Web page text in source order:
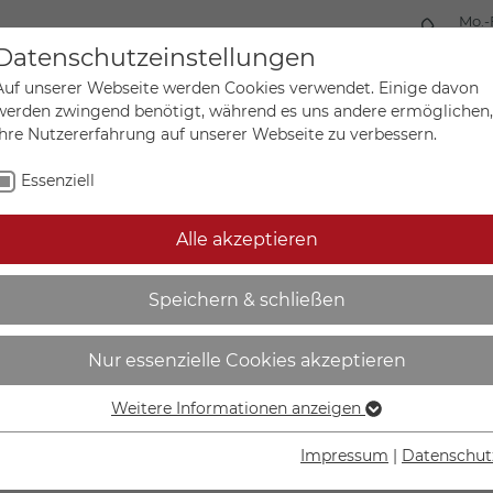
Mein
Sonderanfertigungen
elektrischer Leiter - | L+
IN DEN
Lieferzeit
unserer Webseite werden Cookies verwendet. Einige davon
zwingend benötigt, während es uns andere ermöglichen,
Nutzererfahrung auf unserer Webseite zu verbessern.
Essenziell
Alle akzeptieren
Speichern & schließen
Nur essenzielle Cookies akzeptieren
Essenzielle Cookies werden für grundlegende Funktionen der
Weitere Informationen anzeigen
Impressum